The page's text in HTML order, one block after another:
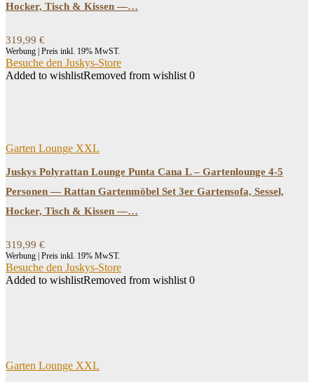
Hocker, Tisch & Kissen —…
319,99 €
Werbung | Preis inkl. 19% MwST.
Besuche den Juskys-Store
Added to wishlistRemoved from wishlist 0
Garten Lounge XXL
Juskys Polyrattan Lounge Punta Cana L – Gartenlounge 4-5
Personen — Rattan Gartenmöbel Set 3er Gartensofa, Sessel,
Hocker, Tisch & Kissen —…
319,99 €
Werbung | Preis inkl. 19% MwST.
Besuche den Juskys-Store
Added to wishlistRemoved from wishlist 0
Garten Lounge XXL